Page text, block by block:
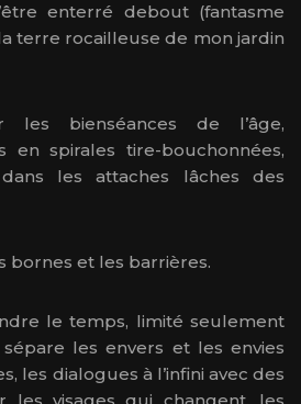
enterré debout (fantasme
terre rocailleuse de mon jardin
les bienséances de l’âge,
en spirales tire-bouchonnées,
les attaches lâches des
bornes et les barrières.
le temps, limité seulement
les envers et les envies
les dialogues à l’infini avec des